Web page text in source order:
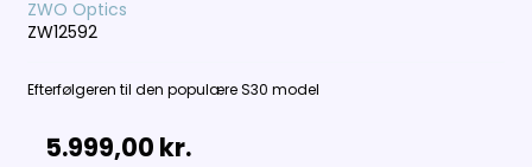
ZWO Optics
ZW12592
Efterfølgeren til den populære S30 model
5.999,00 kr.